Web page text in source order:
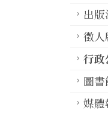
出
徵人
行政
圖
媒體